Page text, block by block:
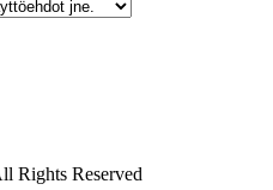
Rights Reserved